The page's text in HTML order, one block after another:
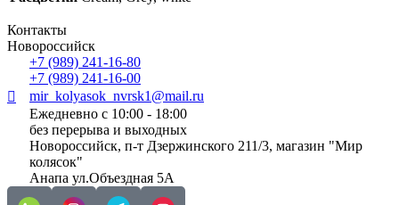
Контакты
Новороссийск
+7 (989) 241-16-80
+7 (989) 241-16-00
mir_kolyasok_nvrsk1@mail.ru
Ежедневно с 10:00 - 18:00
без перерыва и выходных
Новороссийск, п-т Дзержинского 211/3, магазин "Мир
колясок"
Анапа ул.Объездная 5А